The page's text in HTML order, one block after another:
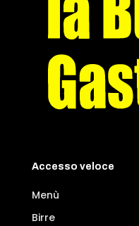
Accesso veloce
Menù
Birre